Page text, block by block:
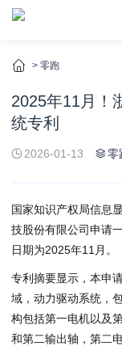
> 零跑
2025年11月！
统专利
2026-01-13 零
国家知识产权局信息
技股份有限公司申请
日期为2025年11月。
专利摘要显示，本申
域，动力驱动系统，
构包括第一电机以及
和第二输出轴，第二